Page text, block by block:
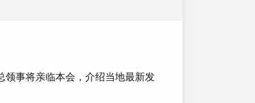
领事将亲临本会，介绍当地最新发